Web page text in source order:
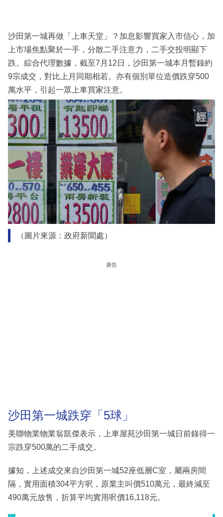
區
沙田第一城再做「上車天堂」？加息影響買家入市信心，加
上市場焦點聚於一手，分散二手注意力，二手交投明顯下
跌。綜合代理數據，截至7月12日，沙田第一城本月暫錄約
9宗成交，對比上月同期相若。亦有個別單位造價跌穿500
萬水平，引起一眾上車買家注意。
（圖片來源：政府新聞處）
廣告
沙田第一城跌穿「5球」
美聯物業物業翁凱傑表示，上車屋苑沙田第一城日前錄得一
宗跌穿500萬的二手成交。
據知，上述成交來自沙田第一城52座低層C室，屬兩房間
隔，實用面積304平方呎，原業主叫價510萬元，最終減至
490萬元放售，折算平均實用呎價16,118元。